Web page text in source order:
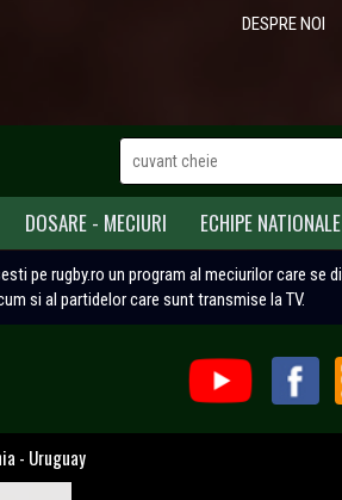
DESPRE NOI
DOSARE - MECIURI ECHIPE NATIONALE
pe rugby.ro un program al meciurilor care se
si al partidelor care sunt transmise la TV.
- Uruguay